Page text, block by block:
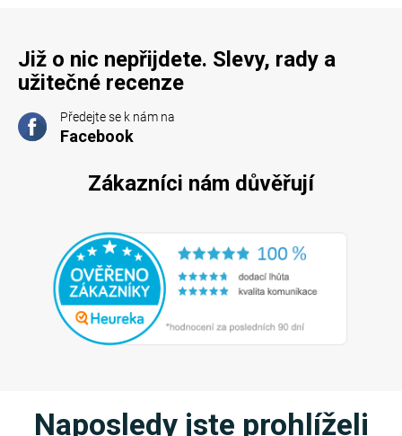
Již o nic nepřijdete. Slevy, rady a
užitečné recenze
Předejte se k nám na
Facebook
Zákazníci nám důvěřují
Naposledy jste prohlíželi